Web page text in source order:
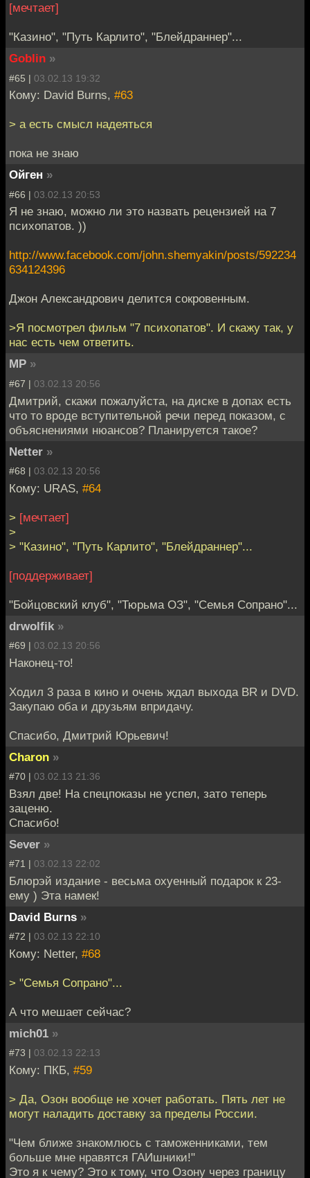
[мечтает]
"Казино", "Путь Карлито", "Блейдраннер"...
Goblin »
#65 | 03.02.13 19:32
Кому: David Burns, #63
> а есть смысл надеяться
пока не знаю
Ойген »
#66 | 03.02.13 20:53
Я не знаю, можно ли это назвать рецензией на 7
психопатов. ))
http://www.facebook.com/john.shemyakin/posts/592234
634124396
Джон Александрович делится сокровенным.
>Я посмотрел фильм "7 психопатов". И скажу так, у
нас есть чем ответить.
MP »
#67 | 03.02.13 20:56
Дмитрий, скажи пожалуйста, на диске в допах есть
что то вроде вступительной речи перед показом, с
объяснениями нюансов? Планируется такое?
Netter »
#68 | 03.02.13 20:56
Кому: URAS, #64
> [мечтает]
>
> "Казино", "Путь Карлито", "Блейдраннер"...
[поддерживает]
"Бойцовский клуб", "Тюрьма ОЗ", "Семья Сопрано"...
drwolfik »
#69 | 03.02.13 20:56
Наконец-то!
Ходил 3 раза в кино и очень ждал выхода BR и DVD.
Закупаю оба и друзьям впридачу.
Спасибо, Дмитрий Юрьевич!
Charon »
#70 | 03.02.13 21:36
Взял две! На спецпоказы не успел, зато теперь
заценю.
Спасибо!
Sever »
#71 | 03.02.13 22:02
Блюрэй издание - весьма охуенный подарок к 23-
ему ) Эта намек!
David Burns »
#72 | 03.02.13 22:10
Кому: Netter, #68
> "Семья Сопрано"...
А что мешает сейчас?
mich01 »
#73 | 03.02.13 22:13
Кому: ПКБ, #59
> Да, Озон вообще не хочет работать. Пять лет не
могут наладить доставку за пределы России.
"Чем ближе знакомлюсь с таможенниками, тем
больше мне нравятся ГАИшники!"
Это я к чему? Это к тому, что Озону через границу